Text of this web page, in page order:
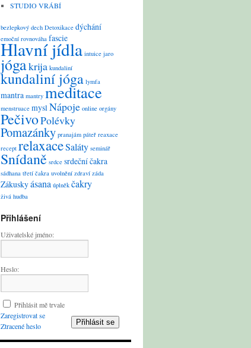
STUDIO VRÁBÍ
bezlepkový dech Detoxikace dýchání
emoční rovnováha fascie
Hlavní jídla intuice jaro
jógakrija kundaliní
kundaliní jóga lymfa
mantra mantry meditace
menstruace myslNápoje online orgány
PečivoPolévky
Pomazánky pranajám páteř reaxace
recept relaxaceSaláty seminář
Snídaně srdce srdeční čakra
sádhana třetí čakra uvolnění zdraví záda
Zákuskyásana úplněk čakry
živá hudba
Přihlášení
Uživatelské jméno:
Heslo:
Přihlásit mě trvale
Přihlásit se
Zaregistrovat se
Ztracené heslo